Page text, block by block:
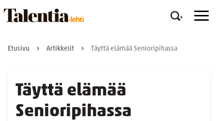
Etusivu Artikkelit Täyttä elämää Senioripihassa
Täyttä elämää
Senioripihassa